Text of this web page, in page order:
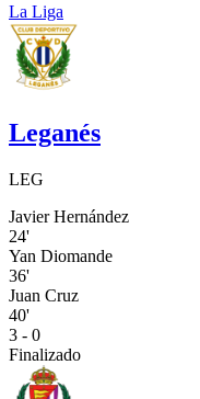
La Liga
Leganés
LEG
Javier Hernández
24'
Yan Diomande
36'
Juan Cruz
40'
3 - 0
Finalizado